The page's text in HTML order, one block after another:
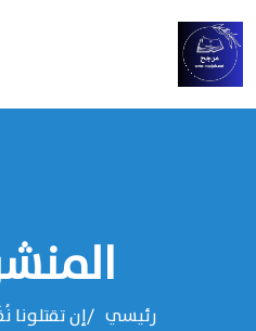
رئيسي إن تقتلونا